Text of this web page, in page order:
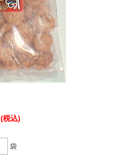
(税込)
袋